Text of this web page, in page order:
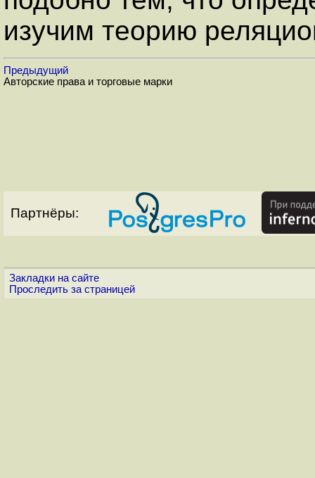
изучим теорию
Предыдущий
Авторские права и торговые марки
Партнёры:
Закладки на сайте
Проследить за страницей